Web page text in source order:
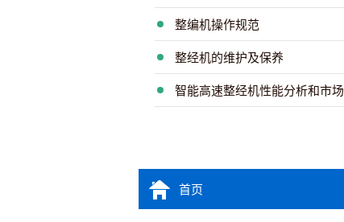
整编机操作规范
整经机的维护及保养
智能高速整经机性能分析和市
首页